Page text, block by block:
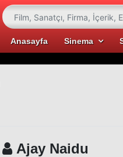
Anasayfa Sinema
Ajay Naidu